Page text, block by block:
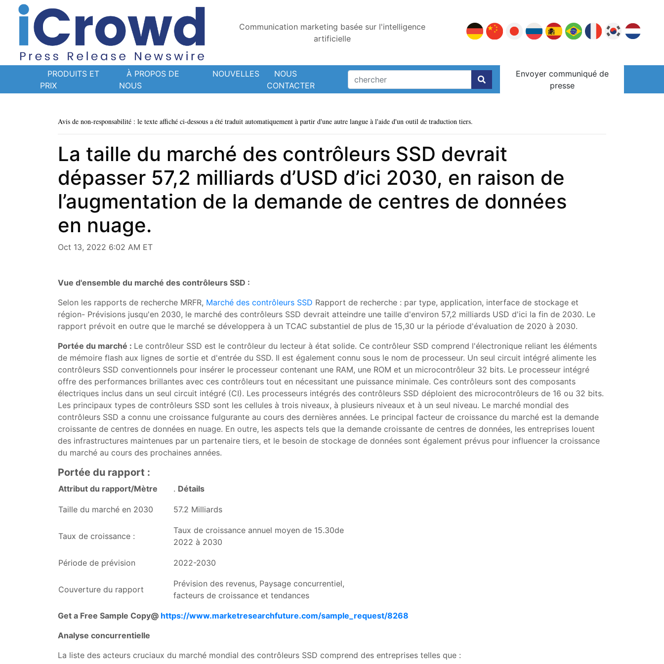
Communication marketing basée sur l'intelligence
artificielle
PRODUITS ET
PRIX
À PROPOS DE
NOUS
NOUVELLES
NOUS
CONTACTER
Envoyer communiqué de
presse
Avis de non-responsabilité : le texte affiché ci-dessous a été traduit automatiquement à partir d'une autre langue à l'aide d'un outil de traduction tiers.
La taille du marché des contrôleurs SSD devrait
dépasser 57,2 milliards d’USD d’ici 2030, en raison de
l’augmentation de la demande de centres de données
en nuage.
Oct 13, 2022 6:02 AM ET
Vue d'ensemble du marché des contrôleurs SSD :
Selon les rapports de recherche MRFR, Marché des contrôleurs SSD Rapport de recherche : par type, application, interface de stockage et
région- Prévisions jusqu'en 2030, le marché des contrôleurs SSD devrait atteindre une taille d'environ 57,2 milliards USD d'ici la fin de 2030. Le
rapport prévoit en outre que le marché se développera à un TCAC substantiel de plus de 15,30 ur la période d'évaluation de 2020 à 2030.
Portée du marché : Le contrôleur SSD est le contrôleur du lecteur à état solide. Ce contrôleur SSD comprend l'électronique reliant les éléments
de mémoire flash aux lignes de sortie et d'entrée du SSD. Il est également connu sous le nom de processeur. Un seul circuit intégré alimente les
contrôleurs SSD conventionnels pour insérer le processeur contenant une RAM, une ROM et un microcontrôleur 32 bits. Le processeur intégré
offre des performances brillantes avec ces contrôleurs tout en nécessitant une puissance minimale. Ces contrôleurs sont des composants
électriques inclus dans un seul circuit intégré (CI). Les processeurs intégrés des contrôleurs SSD déploient des microcontrôleurs de 16 ou 32 bits.
Les principaux types de contrôleurs SSD sont les cellules à trois niveaux, à plusieurs niveaux et à un seul niveau. Le marché mondial des
contrôleurs SSD a connu une croissance fulgurante au cours des dernières années. Le principal facteur de croissance du marché est la demande
croissante de centres de données en nuage. En outre, les aspects tels que la demande croissante de centres de données, les entreprises louent
des infrastructures maintenues par un partenaire tiers, et le besoin de stockage de données sont également prévus pour influencer la croissance
du marché au cours des prochaines années.
Portée du rapport :
Attribut du rapport/Mètre . Détails
Taille du marché en 2030 57.2 Milliards
Taux de croissance :
Taux de croissance annuel moyen de 15.30de
2022 à 2030
Période de prévision 2022-2030
Couverture du rapport
Prévision des revenus, Paysage concurrentiel,
facteurs de croissance et tendances
Get a Free Sample Copy@ https://www.marketresearchfuture.com/sample_request/8268
Analyse concurrentielle
La liste des acteurs cruciaux du marché mondial des contrôleurs SSD comprend des entreprises telles que :